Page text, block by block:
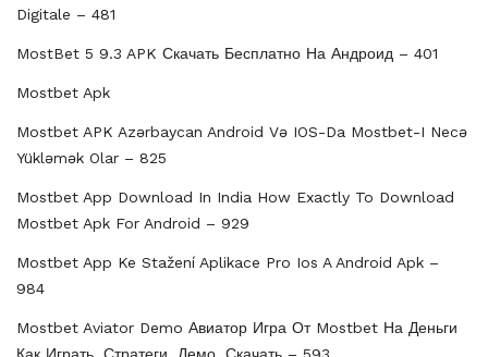
Digitale – 481
MostBet 5 9.3 APK Скачать Бесплатно На Андроид – 401
Mostbet Apk
Mostbet APK Azərbaycan Android Və IOS-Da Mostbet-I Necə
Yükləmək Olar – 825
Mostbet App Download In India How Exactly To Download
Mostbet Apk For Android – 929
Mostbet App Ke Stažení Aplikace Pro Ios A Android Apk –
984
Mostbet Aviator Demo Авиатор Игра От Mostbet На Деньги
Как Играть, Стратеги, Демо, Скачать – 593